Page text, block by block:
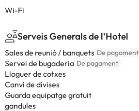
Wi-Fi
Serveis Generals de l'Hotel
Sales de reunió / banquets De pagament
Servei de bugaderia De pagament
Lloguer de cotxes
Canvi de divises
Guarda equipatge gratuit
gandules